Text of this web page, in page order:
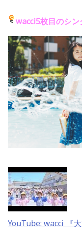
wacci5枚目のシ
YouTube: wacci 『